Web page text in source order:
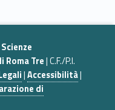
Roma Tre| C.F./P.I.
|Accessibilità|
di